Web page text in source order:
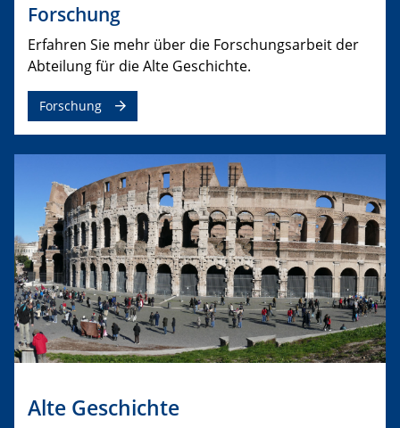
Forschung
​Erfahren Sie mehr über die Forschungsarbeit der
Abteilung für die Alte Geschichte.
Forschung
Alte Geschichte